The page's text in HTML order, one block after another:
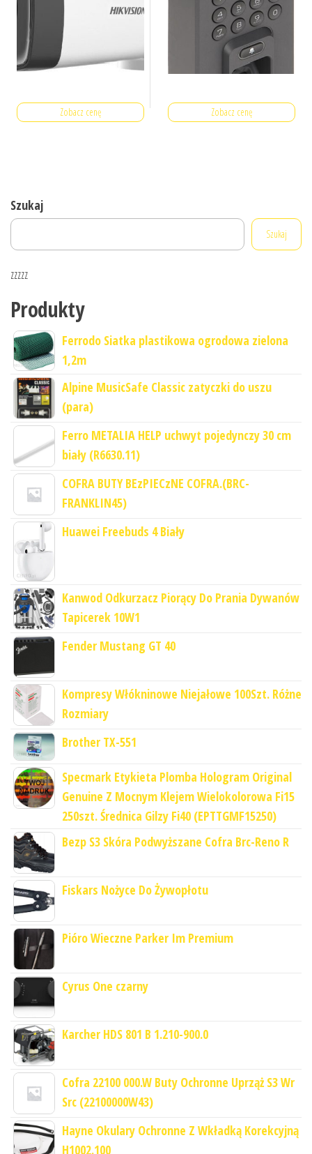
Zobacz cenę Zobacz cenę
Szukaj
Szukaj
zzzzz
Produkty
Ferrodo Siatka plastikowa ogrodowa zielona
1,2m
Alpine MusicSafe Classic zatyczki do uszu
(para)
Ferro METALIA HELP uchwyt pojedynczy 30 cm
biały (R6630.11)
COFRA BUTY BEzPIECzNE COFRA.(BRC-
FRANKLIN45)
Huawei Freebuds 4 Biały
Kanwod Odkurzacz Piorący Do Prania Dywanów
Tapicerek 10W1
Fender Mustang GT 40
Kompresy Włókninowe Niejałowe 100Szt. Różne
Rozmiary
Brother TX-551
Specmark Etykieta Plomba Hologram Original
Genuine Z Mocnym Klejem Wielokolorowa Fi15
250szt. Średnica Gilzy Fi40 (EPTTGMF15250)
Bezp S3 Skóra Podwyższane Cofra Brc-Reno R
Fiskars Nożyce Do Żywopłotu
Pióro Wieczne Parker Im Premium
Cyrus One czarny
Karcher HDS 801 B 1.210-900.0
Cofra 22100 000.W Buty Ochronne Uprząż S3 Wr
Src (22100000W43)
Hayne Okulary Ochronne Z Wkładką Korekcyjną
H1002.100